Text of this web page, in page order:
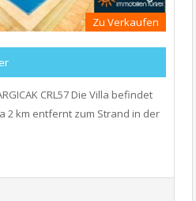
Zu Verkaufen
CRL57 Die Villa befindet
2 km entfernt zum Strand in der